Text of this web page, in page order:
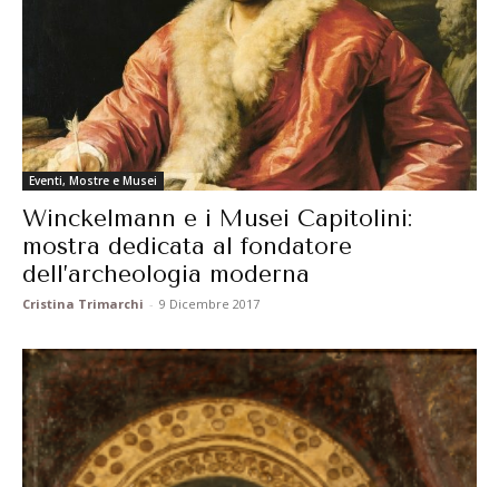
Eventi, Mostre e Musei
Winckelmann e i Musei Capitolini:
mostra dedicata al fondatore
dell’archeologia moderna
Cristina Trimarchi - 9 Dicembre 2017